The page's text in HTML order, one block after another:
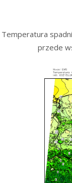
Temperatura
przede